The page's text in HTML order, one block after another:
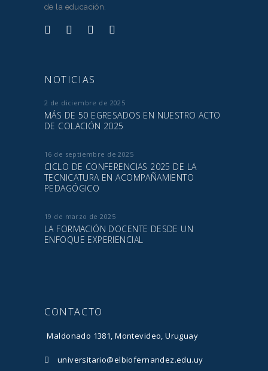
de la educación.
NOTICIAS
2 de diciembre de 2025
MÁS DE 50 EGRESADOS EN NUESTRO ACTO
DE COLACIÓN 2025
16 de septiembre de 2025
CICLO DE CONFERENCIAS 2025 DE LA
TECNICATURA EN ACOMPAÑAMIENTO
PEDAGÓGICO
19 de marzo de 2025
LA FORMACIÓN DOCENTE DESDE UN
ENFOQUE EXPERIENCIAL
CONTACTO
Maldonado 1381, Montevideo, Uruguay
universitario@elbiofernandez.edu.uy